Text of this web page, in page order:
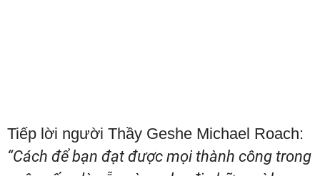
Tiếp lời người Thầy Geshe Michael Roach:
“Cách để bạn đạt được mọi thành công trong